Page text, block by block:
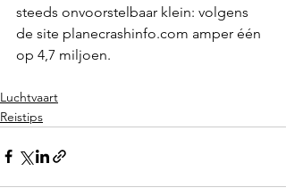
steeds onvoorstelbaar klein: volgens
de site planecrashinfo.com amper één
op 4,7 miljoen.
Luchtvaart
Reistips